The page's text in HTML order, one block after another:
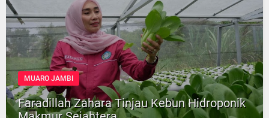
MUARO JAMBI
Faradillah Zahara Tinjau Kebun Hidroponik